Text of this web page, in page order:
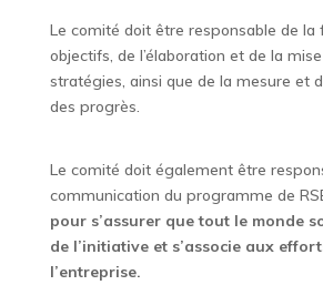
Le comité doit être responsable de la
objectifs, de l’élaboration et de la
stratégies, ainsi que de la mesure et
des progrès.
Le comité doit également être
communication du programme de
pour s’assurer que tout le monde
de l’initiative et s’associe aux
l’entreprise.